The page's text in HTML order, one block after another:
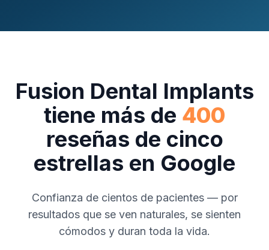
Fusion Dental Implants
tiene más de 400
reseñas de cinco
estrellas en Google
Confianza de cientos de pacientes — por
resultados que se ven naturales, se sienten
cómodos y duran toda la vida.